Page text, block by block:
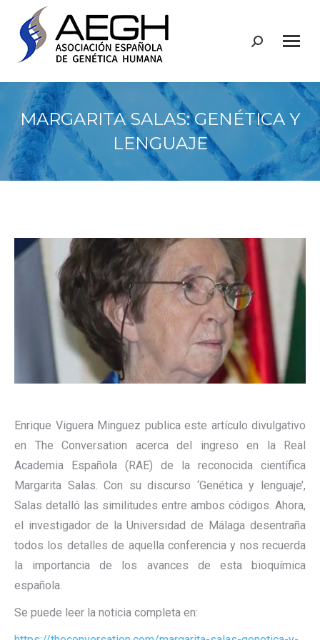
Buscar:
MARGARITA SALAS: GENÉTICA Y
LENGUAJE
Enrique Viguera Minguez publica este artículo divulgativo
en The Conversation acerca del ingreso en la Real
Academia Española (RAE) de la reconocida científica
Margarita Salas. Con su discurso ‘Genética y lenguaje’,
Salas detalló las similitudes entre ambos códigos. Ahora,
el investigador de la Universidad de Málaga desentraña
todos los detalles de aquella conferencia y nos recuerda
la importancia de los avances de esta bioquímica
española.
Se puede leer la noticia completa en: